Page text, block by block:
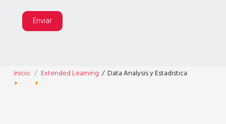
Enviar
Inicio Extended Learning / Data Analysis y Estadistica